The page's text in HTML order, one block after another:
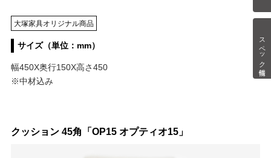
スペック情報
大塚家具オリジナル商品
サイズ（単位：mm）
幅450X奥行150X高さ450
※中材込み
クッション 45角「OP15 オプティオ15」